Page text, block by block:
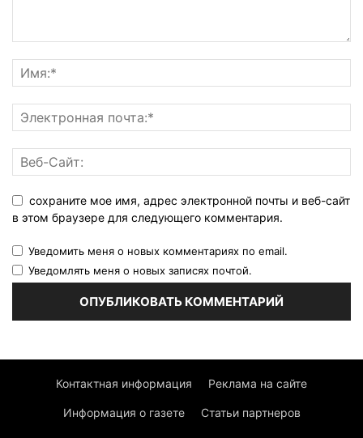
сохраните мое имя, адрес электронной почты и веб-сайт
в этом браузере для следующего комментария.
Уведомить меня о новых комментариях по email.
Уведомлять меня о новых записях почтой.
Контактная информация Реклама на сайте
Информация о газете Статьи партнеров